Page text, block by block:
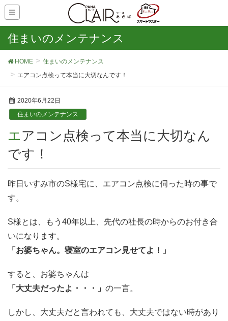
住まいのメンテナンス
HOME
住まいのメンテナンス
エアコン点検って本当に大切なんです！
2020年6月22日
住まいのメンテナンス
エアコン点検って本当に大切なん
です！
昨日いすみ市のS様宅に、エアコン点検に伺った時の事で
す。
S様とは、もう40年以上、先代の社長の時からのお付き合
いになります。
「お婆ちゃん。寝室のエアコン見せてよ！」
すると、お婆ちゃんは
「大丈夫だったよ・・・」 の一言。
しかし、大丈夫だと言われても、大丈夫ではない時があり